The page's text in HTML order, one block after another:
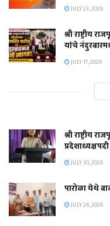
JULY 23, 2026
श्री राष्ट्रीय
यांचे
JULY 17, 2026
श्री राष्ट्रीय
JULY 30, 2026
पारोळा येथे
JULY 24, 2026